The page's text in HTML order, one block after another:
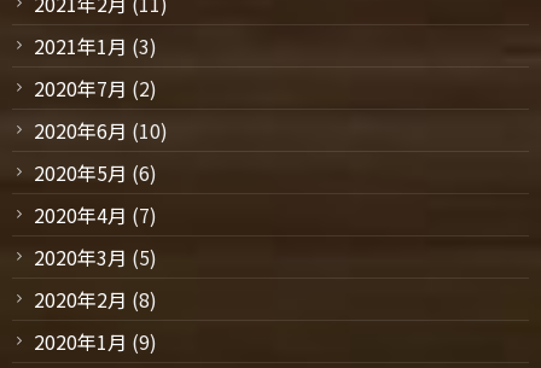
2021年1月 (3)
2020年7月 (2)
2020年6月 (10)
2020年5月 (6)
2020年4月 (7)
2020年3月 (5)
2020年2月 (8)
2020年1月 (9)